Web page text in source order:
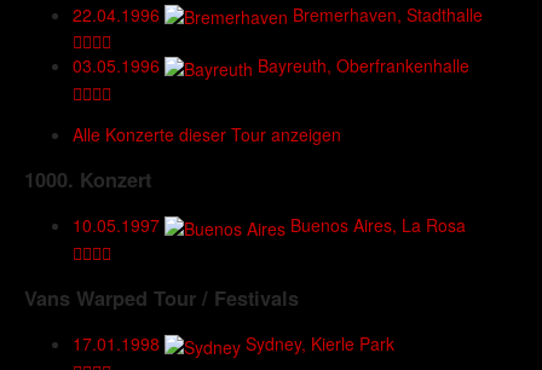
22.04.1996
Bremerhaven, Stadthalle
03.05.1996 Bayreuth, Oberfrankenhalle
Alle Konzerte dieser Tour anzeigen
1000. Konzert
10.05.1997 Buenos Aires, La Rosa
Vans Warped Tour / Festivals
17.01.1998 Sydney, Kierle Park